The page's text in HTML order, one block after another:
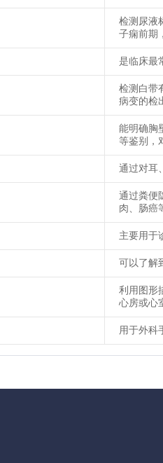
检测尿液
子痫前期
是临床最
检测白带
病变的检
能明确胸
等鉴别，
通过对耳
通过粪便
肉、肠癌
主要用于
可以了解
利用图形
心房或心
用于外科